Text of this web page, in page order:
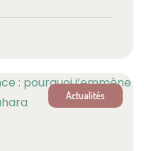
Actualités